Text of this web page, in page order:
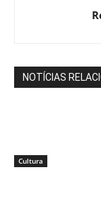
NOTÍCIAS
Cultura